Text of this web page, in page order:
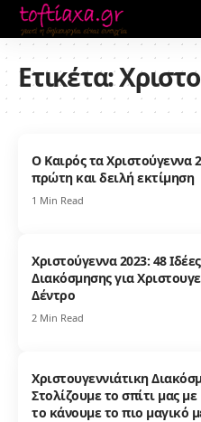
Ετικέτα:
Ο Καιρός τα Χριστούγεννα
πρώτη και δειλή εκτίμηση
1 Min Read
Χριστούγεννα 2023: 48
Διακόσμησης για
Δέντρο
2 Min Read
Χριστουγεννιάτικη
Στολίζουμε το σπίτι μας
το κάνουμε το πιο μαγικό